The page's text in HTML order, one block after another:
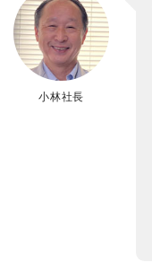
小林社長